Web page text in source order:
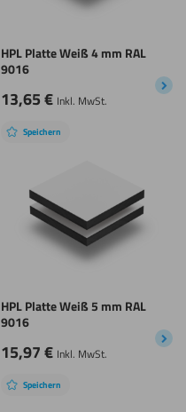
HPL Platte Weiß 4 mm RAL
9016
13,65€ Inkl. MwSt.
Speichern
HPL Platte Weiß 5 mm RAL
9016
15,97€ Inkl. MwSt.
Speichern